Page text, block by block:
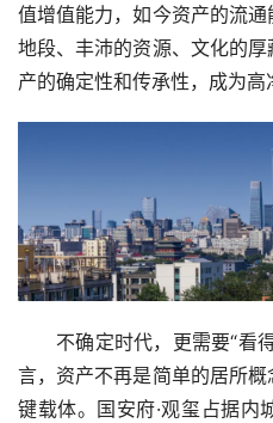
值增值能力，如今资产的流
地段、丰沛的资源、文化的
产的确定性和传承性，成为高
不确定时代，更需要“看
言，资产不再是简单的居所
键载体。国安府·观玺占据内